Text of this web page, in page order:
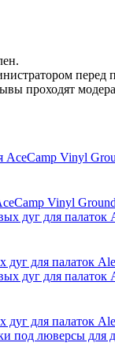
перед
проходят
Vinyl
для палаток
для палаток